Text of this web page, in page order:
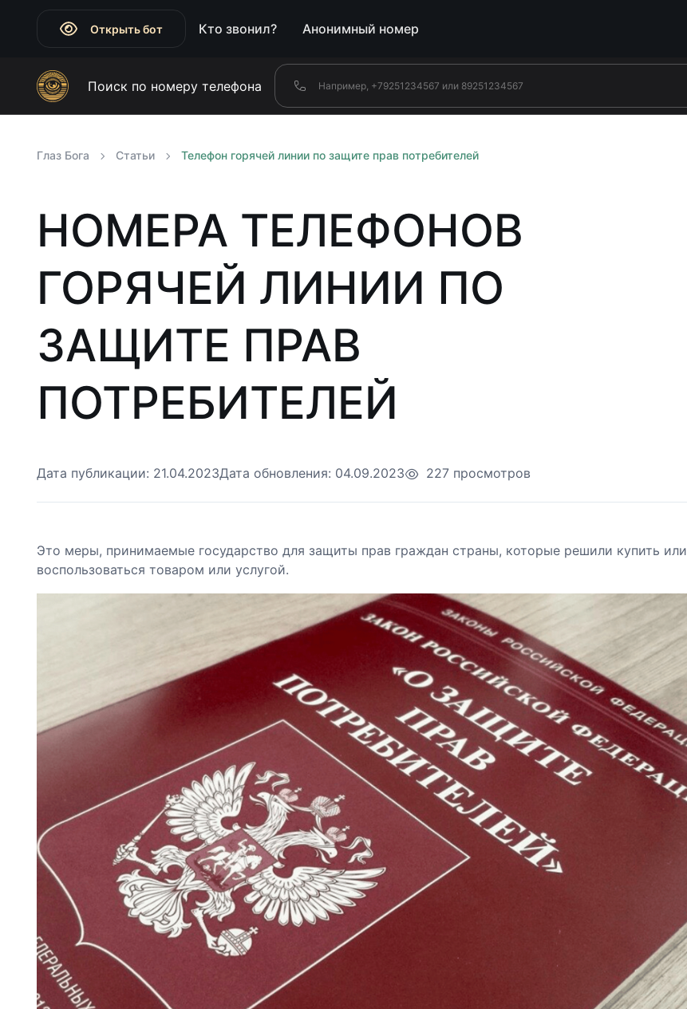
Открыть бот Кто звонил? Анонимный номер
Поиск по номеру телефона
Глаз Бога Статьи Телефон горячей линии по защите прав потребителей
НОМЕРА ТЕЛЕФОНОВ
ГОРЯЧЕЙ ЛИНИИ ПО
ЗАЩИТЕ ПРАВ
ПОТРЕБИТЕЛЕЙ
Дата публикации: 21.04.2023Дата обновления: 04.09.2023 227 просмотров
Это меры, принимаемые государство для защиты прав граждан страны, которые решили купить или
воспользоваться товаром или услугой.